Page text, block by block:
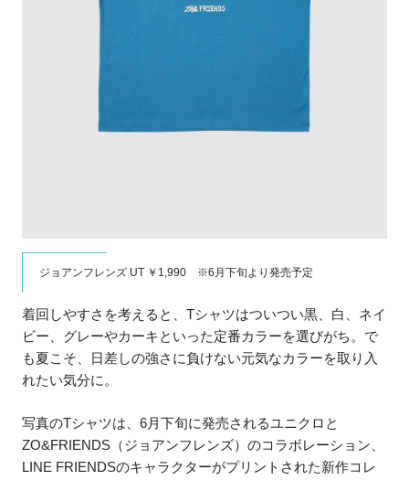
ジョアンフレンズ UT ￥1,990 ※6月下旬より発売予定
着回しやすさを考えると、Tシャツはついつい黒、白、ネイ
ビー、グレーやカーキといった定番カラーを選びがち。で
も夏こそ、日差しの強さに負けない元気なカラーを取り入
れたい気分に。
写真のTシャツは、6月下旬に発売されるユニクロと
ZO&FRIENDS（ジョアンフレンズ）のコラボレーション、
LINE FRIENDSのキャラクターがプリントされた新作コレ